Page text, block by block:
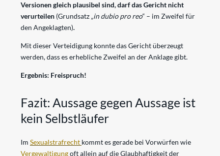
Versionen gleich plausibel sind, darf das Gericht nicht
verurteilen (Grundsatz „in dubio pro reo“ – im Zweifel für
den Angeklagten).
Mit dieser Verteidigung konnte das Gericht überzeugt
werden, dass es erhebliche Zweifel an der Anklage gibt.
Ergebnis: Freispruch!
Fazit: Aussage gegen Aussage ist
kein Selbstläufer
Im Sexualstrafrecht kommt es gerade bei Vorwürfen wie
Vergewaltigungoft allein auf die Glaubhaftigkeit der